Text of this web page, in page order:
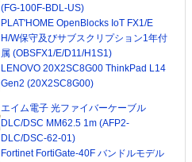
(FG-100F-BDL-US)
PLAT'HOME OpenBlocks IoT FX1/E
H/W保守及びサブスクリプション1年付
属 (OBSFX1/E/D11/H1S1)
LENOVO 20X2SC8G00 ThinkPad L14
Gen2 (20X2SC8G00)
エイム電子 光ファイバーケーブル
DLC/DSC MM62.5 1m (AFP2-
DLC/DSC-62-01)
Fortinet FortiGate-40F バンドルモデル